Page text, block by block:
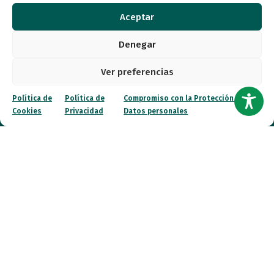
Aceptar
Denegar
Ver preferencias
Política de
Cookies
Política de
Privacidad
Compromiso con la Protección de
Datos personales
Autismo